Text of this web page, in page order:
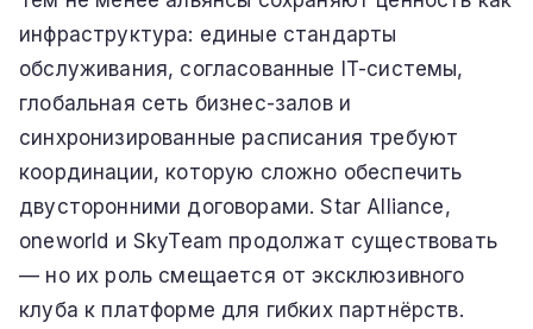
инфраструктура: единые стандарты
обслуживания, согласованные IT-системы,
глобальная сеть бизнес-залов и
синхронизированные расписания требуют
координации, которую сложно обеспечить
двусторонними договорами. Star Alliance,
oneworld и SkyTeam продолжат существовать
— но их роль смещается от эксклюзивного
клуба к платформе для гибких партнёрств.